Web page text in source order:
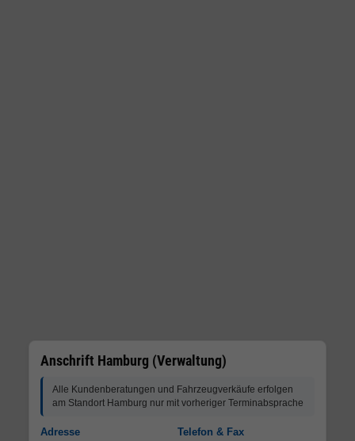
Anschrift Hamburg (Verwaltung)
Alle Kundenberatungen und Fahrzeugverkäufe erfolgen
am Standort Hamburg nur mit vorheriger Terminabsprache
Adresse Telefon & Fax